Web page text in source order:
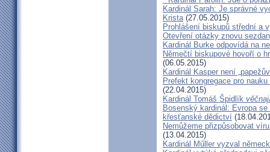
Kardinál Sarah: Je správné
Krista(27.05.2015)
Prohlášení biskupů střední a
Otevření otázky znovu
Kardinál Burke odpovídá na
Němečtí biskupové hovoří o
(06.05.2015)
Kardinál Kasper není
Prefekt kongregace pro
(22.04.2015)
Kardinál Tomáš Špidlík
Bosenský kardinál: Evropa
křesťanské dědictví
Nemůžeme přizpůsobovat
(13.04.2015)
Kardinál Műller vyzval